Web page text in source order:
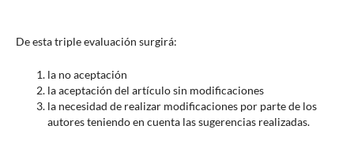
De esta triple evaluación surgirá:
la no aceptación
la aceptación del artículo sin modificaciones
la necesidad de realizar modificaciones por parte de los
autores teniendo en cuenta las sugerencias realizadas.